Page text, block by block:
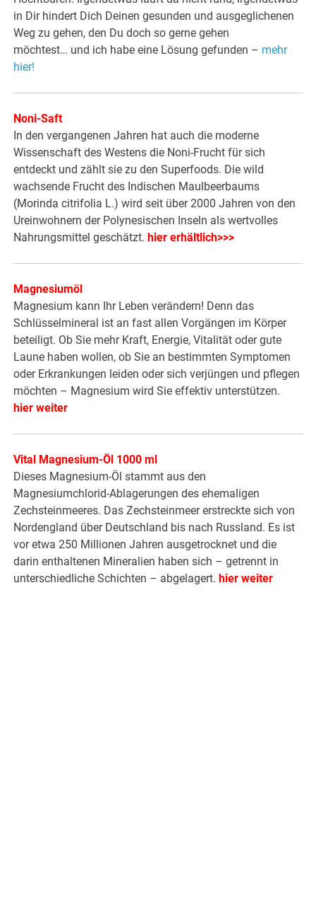
in Dir hindert Dich Deinen gesunden und ausgeglichenen
Weg zu gehen, den Du doch so gerne gehen
möchtest… und ich habe eine Lösung gefunden – mehr
hier!
Noni-Saft
In den vergangenen Jahren hat auch die moderne
Wissenschaft des Westens die Noni-Frucht für sich
entdeckt und zählt sie zu den Superfoods. Die wild
wachsende Frucht des Indischen Maulbeerbaums
(Morinda citrifolia L.) wird seit über 2000 Jahren von den
Ureinwohnern der Polynesischen Inseln als wertvolles
Nahrungsmittel geschätzt. hier erhältlich>>>
Magnesiumöl
Magnesium kann Ihr Leben verändern! Denn das
Schlüsselmineral ist an fast allen Vorgängen im Körper
beteiligt. Ob Sie mehr Kraft, Energie, Vitalität oder gute
Laune haben wollen, ob Sie an bestimmten Symptomen
oder Erkrankungen leiden oder sich verjüngen und pflegen
möchten – Magnesium wird Sie effektiv unterstützen.
hier weiter
Vital Magnesium-Öl 1000 ml
Dieses Magnesium-Öl stammt aus den
Magnesiumchlorid-Ablagerungen des ehemaligen
Zechsteinmeeres. Das Zechsteinmeer erstreckte sich von
Nordengland über Deutschland bis nach Russland. Es ist
vor etwa 250 Millionen Jahren ausgetrocknet und die
darin enthaltenen Mineralien haben sich – getrennt in
unterschiedliche Schichten – abgelagert. hier weiter